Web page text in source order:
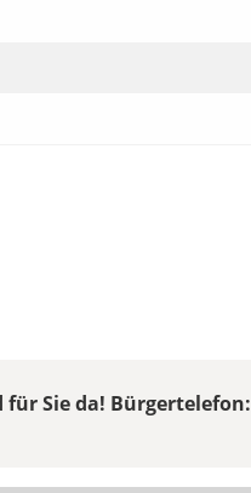
für Sie da! Bürgertelefon: